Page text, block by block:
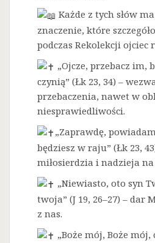
Każde z tych słów
znaczenie, które
podczas Rekolekcji ojciec
„Ojcze, przebacz im,
czynią” (Łk 23, 34) –
przebaczenia, nawet w
niesprawiedliwości.
„Zaprawdę,
będziesz w raju” (Łk 23,
miłosierdzia i nadzieja
„Niewiasto, oto syn
twoja” (J 19, 26–27) – dar
z nas.
„Boże mój, Boże